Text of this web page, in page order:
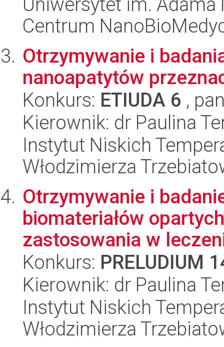
Centrum
Otrzymywanie i
nanoapatytów
Konkurs: ETIUDA 6 ,
Kierownik: dr Paulina
Instytut Niskich
Włodzimierza
Otrzymywanie i
biomateriałów
zastosowania w
Konkurs: PRELUDIUM
Kierownik: dr Paulina
Instytut Niskich
Włodzimierza